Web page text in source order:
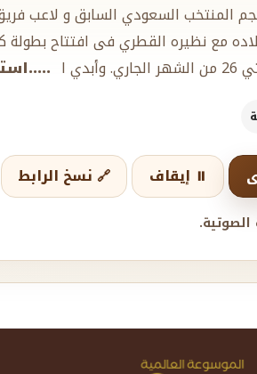
المنتخب السعودي السابق و لاعب
مع نظيره القطري فى افتتاح بطولة
⏸️ إيقاف 🔗 نسخ الرابط